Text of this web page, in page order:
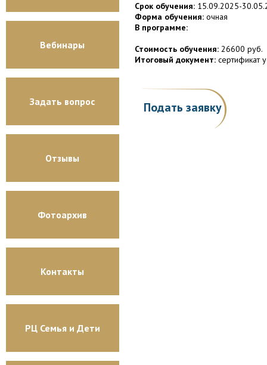
Вебинары
Задать вопрос
Отзывы
Фотоархив
Контакты
РЦ Семья и Дети
Срок обучения: 15.09.2025-
Форма обучения: очная
В программе:
Стоимость обучения: 26600 руб.
Итоговый документ: сертификат
Подать заявку